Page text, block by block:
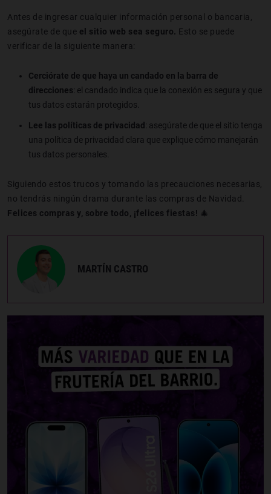
Antes de ingresar cualquier información personal o bancaria,
asegúrate de que el sitio web sea seguro. Esto se puede
verificar de la siguiente manera:
Cerciórate de que haya un candado en la barra de
direcciones: el candado indica que la conexión es segura y que
tus datos estarán protegidos.
Lee las políticas de privacidad : asegúrate de que el sitio tenga
una política de privacidad clara que explique cómo manejarán
tus datos personales.
Siguiendo estos trucos y tomando las precauciones necesarias,
no tendrás ningún drama durante las compras de Navidad.
Felices compras y, sobre todo, ¡felices fiestas! 🎄
MARTÍN CASTRO